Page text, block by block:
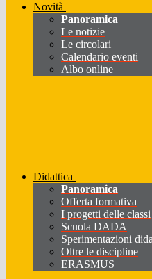
Novità
Panoramica
Le notizie
Le circolari
Calendario eventi
Albo online
Didattica
Panoramica
Offerta formativa
I progetti delle classi
Scuola DADA
Sperimentazioni
Oltre le discipline
ERASMUS